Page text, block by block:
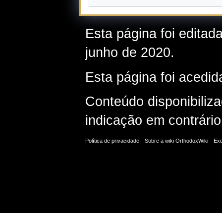
Esta página foi
junho de 2020.
Esta página foi
Conteúdo
indicação em
Política de privacidade Sobre a wiki OrthodoxWiki